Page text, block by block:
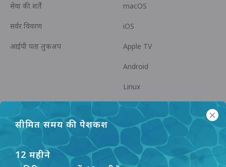
सीमित समय की पेशकश
12 महीने
सेवा की शर्तें
सर्वर विवरण
आईपी पता लुकअप
macOS
iOS
Apple TV
Android
Linux
Android TV
सहायता केंद्र
panda7x24@gmail.com
सहयोग
एक एफिलिएट बनें